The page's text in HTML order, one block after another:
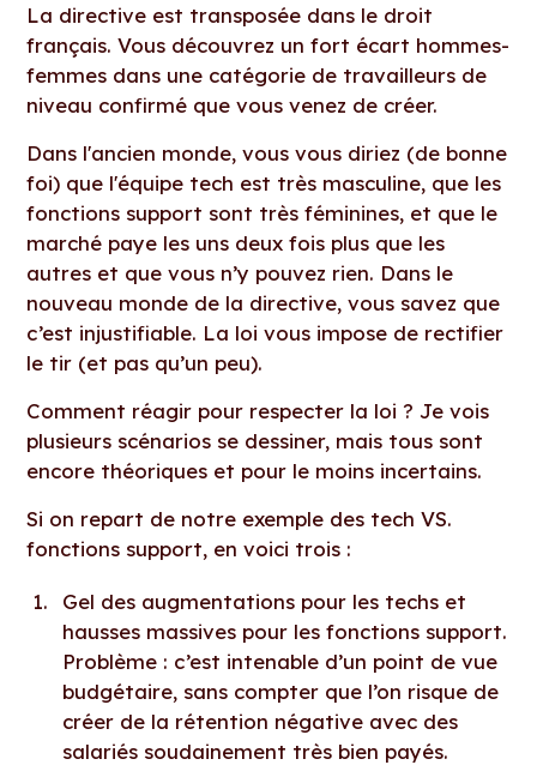
La directive est transposée dans le droit
français. Vous découvrez un fort écart hommes-
femmes dans une catégorie de travailleurs de
niveau confirmé que vous venez de créer.
Dans l'ancien monde, vous vous diriez (de bonne
foi) que l'équipe tech est très masculine, que les
fonctions support sont très féminines, et que le
marché paye les uns deux fois plus que les
autres et que vous n’y pouvez rien. Dans le
nouveau monde de la directive, vous savez que
c’est injustifiable. La loi vous impose de rectifier
le tir (et pas qu’un peu).
Comment réagir pour respecter la loi ? Je vois
plusieurs scénarios se dessiner, mais tous sont
encore théoriques et pour le moins incertains.
Si on repart de notre exemple des tech VS.
fonctions support, en voici trois :
Gel des augmentations pour les techs et
hausses massives pour les fonctions support.
Problème : c’est intenable d’un point de vue
budgétaire, sans compter que l’on risque de
créer de la rétention négative avec des
salariés soudainement très bien payés.